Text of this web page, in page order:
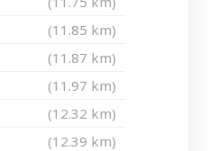
(11.85 km)
(11.87 km)
(11.97 km)
(12.32 km)
(12.39 km)